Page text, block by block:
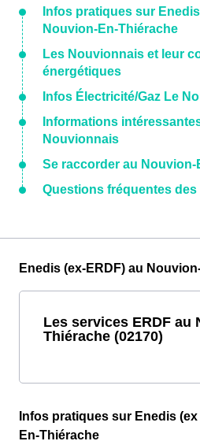
Infos pratiques sur
Nouvion-En-Thiérache
Les Nouvionnais et leur
énergétiques
Infos Électricité/Gaz Le
Informations
Nouvionnais
Se raccorder au Nouvion-
Questions fréquentes
Enedis (ex-ERDF) au
Les services ERDF au
Thiérache (02170)
Infos pratiques sur Enedis
En-Thiérache